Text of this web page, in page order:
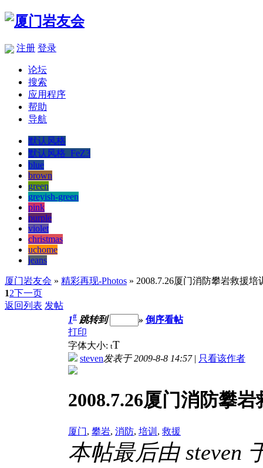
注册 登录
论坛
搜索
应用程序
帮助
导航
默认风格
默认风格_FeZ3
blue
brown
green
greyish-green
pink
purple
violet
christmas
uchome
jeans
厦门岩友会 » 精彩再现-Photos » 2008.7.26厦门消防攀岩救援培
12下一页
返回列表 发帖
1# 跳转到 » 倒序看帖
打印
字体大小: tT
steven发表于 2009-8-8 14:57| 只看该作者
2008.7.26厦门消防攀
厦门, 攀岩, 消防, 培训 , 救援
本帖最后由 steven